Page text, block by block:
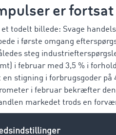
er
todelt billede: Svage
i første omgang
steg
i februar med 3,5 % i
stigning i forbrugsgoder på
i februar bekræfter
markedet trods en
efter